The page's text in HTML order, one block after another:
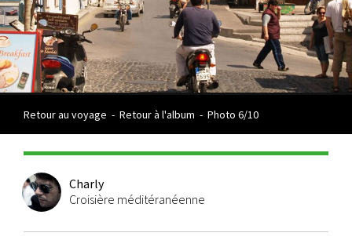
Retour au voyage - Retour à l'album - Photo 6/10
Charly
Croisière méditéranéenne